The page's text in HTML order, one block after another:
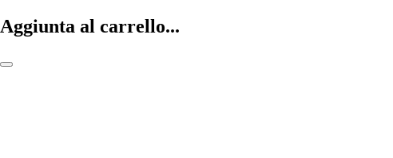
Aggiunta al carrello...